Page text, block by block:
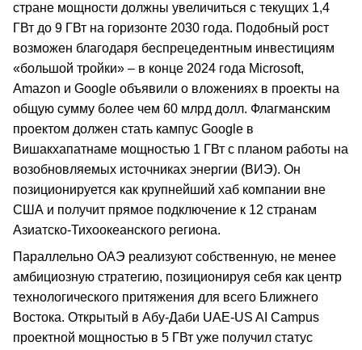
стране мощности должны увеличиться с текущих 1,4
ГВт до 9 ГВт на горизонте 2030 года. Подобный рост
возможен благодаря беспрецедентным инвестициям
«большой тройки» – в конце 2024 года Microsoft,
Amazon и Google объявили о вложениях в проекты на
общую сумму более чем 60 млрд долл. Флагманским
проектом должен стать кампус Google в
Вишакхапатнаме мощностью 1 ГВт с планом работы на
возобновляемых источниках энергии (ВИЭ). Он
позиционируется как крупнейший хаб компании вне
США и получит прямое подключение к 12 странам
Азиатско-Тихоокеанского региона.
Параллельно ОАЭ реализуют собственную, не менее
амбициозную стратегию, позиционируя себя как центр
технологического притяжения для всего Ближнего
Востока. Открытый в Абу-Даби UAE-US AI Campus
проектной мощностью в 5 ГВт уже получил статус